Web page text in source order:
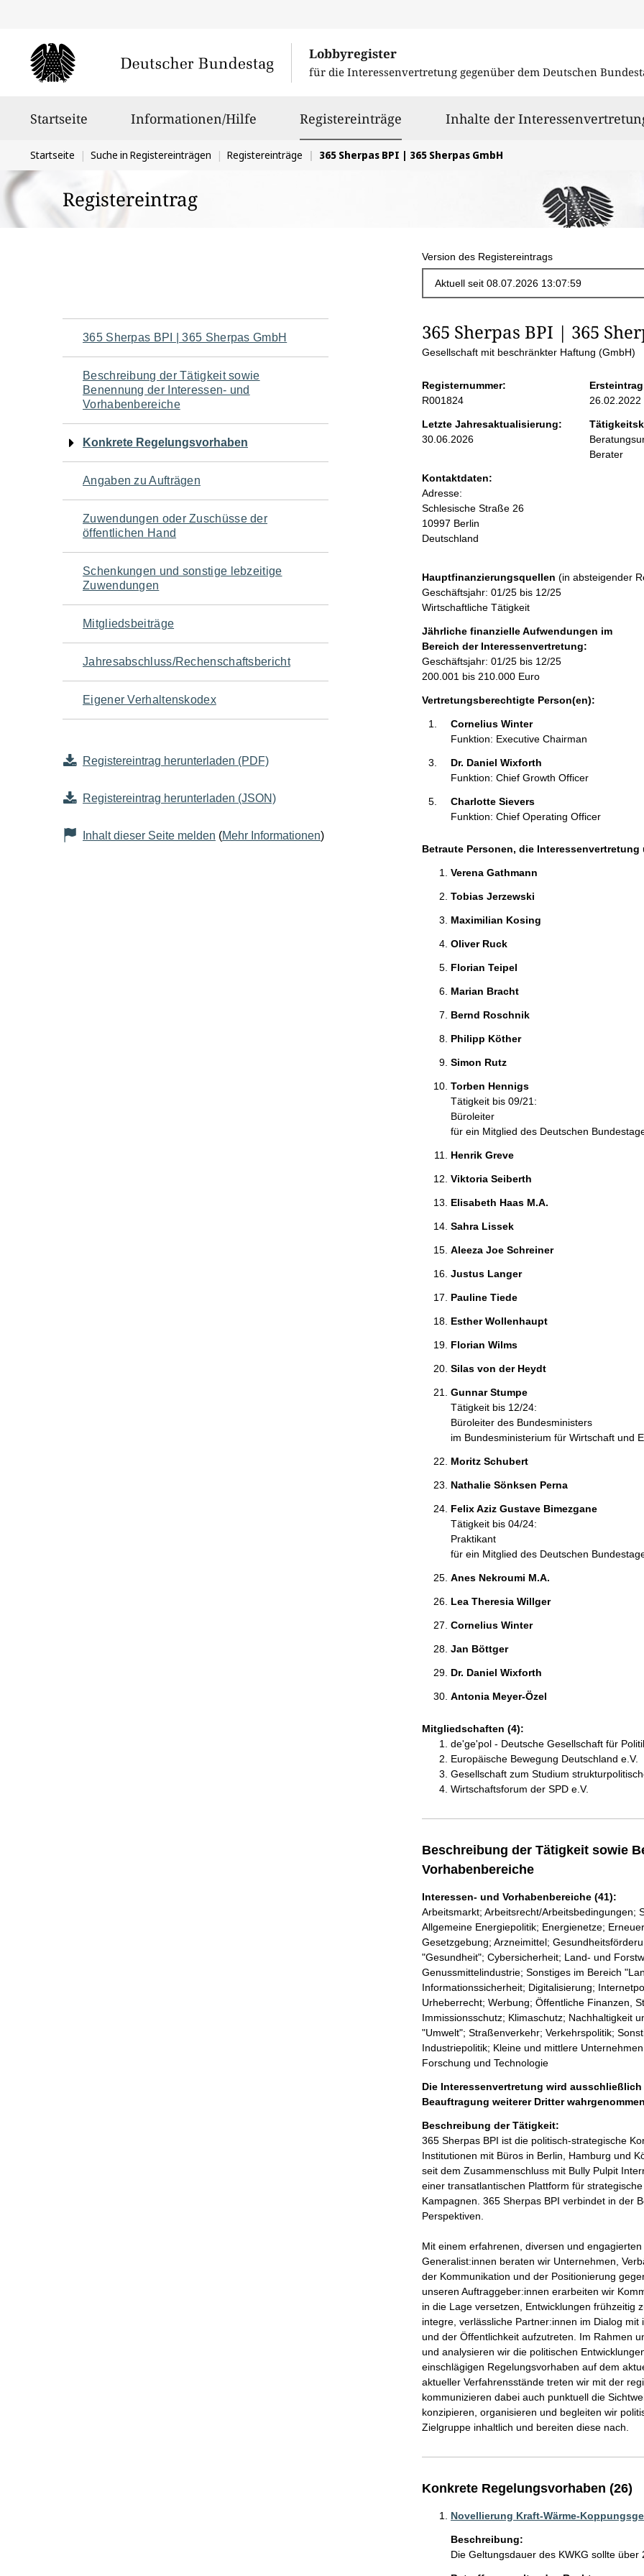
Lobbyregister
für die Interessenvertretung gegenüber dem Deutschen
Startseite Informationen/Hilfe Registereinträge ausgewähltInhalte der
Sie
befinden
sich
hier:
Startseite Suche in Registereinträgen Registereinträge 365 Sherpas BPI | 365 Sherpas GmbH
Registereintrag
Version des Registereintrags
Navigation
für
den
Seiteninhalt
365 Sherpas BPI | 365 Sherpas GmbH
Beschreibung der Tätigkeit sowie
Benennung der Interessen- und
Vorhabenbereiche
Konkrete Regelungsvorhaben
Angaben zu Aufträgen
Zuwendungen oder Zuschüsse der
öffentlichen Hand
Schenkungen und sonstige lebzeitige
Zuwendungen
Mitgliedsbeiträge
Jahresabschluss/Rechenschaftsbericht
Eigener Verhaltenskodex
Registereintrag herunterladen (PDF)
Registereintrag herunterladen (JSON)
Inhalt dieser Seite melden (Mehr Informationen)
S
i
t
e
n
i
n
h
a
l
t
365 Sherpas BPI | 365
Gesellschaft mit beschränkter Haftung (GmbH)
Registernummer:
R001824
26.02.2022
Letzte Jahresaktualisierung:
30.06.2026
Berater
Kontaktdaten:
Adresse:
Schlesische Straße 26
10997 Berlin
Deutschland
Hauptfinanzierungsquellen (in absteigender
Geschäftsjahr: 01/25 bis 12/25
Wirtschaftliche Tätigkeit
Jährliche finanzielle Aufwendungen im
Bereich der Interessenvertretung:
Geschäftsjahr: 01/25 bis 12/25
200.001 bis 210.000 Euro
Vertretungsberechtigte Person(en):
Cornelius Winter
Funktion: Executive Chairman
Dr. Daniel Wixforth
Funktion: Chief Growth Officer
Charlotte Sievers
Funktion: Chief Operating Officer
Betraute Personen, die
Verena Gathmann
Tobias Jerzewski
Maximilian Kosing
Oliver Ruck
Florian Teipel
Marian Bracht
Bernd Roschnik
Philipp Köther
Simon Rutz
Torben Hennigs
Tätigkeit bis 09/21:
Büroleiter
für ein Mitglied des Deutschen
Henrik Greve
Viktoria Seiberth
Elisabeth Haas M.A.
Sahra Lissek
Aleeza Joe Schreiner
Justus Langer
Pauline Tiede
Esther Wollenhaupt
Florian Wilms
Silas von der Heydt
Gunnar Stumpe
Tätigkeit bis 12/24:
Büroleiter des Bundesministers
im Bundesministerium für Wirtschaft und
Moritz Schubert
Nathalie Sönksen Perna
Felix Aziz Gustave Bimezgane
Tätigkeit bis 04/24:
Praktikant
für ein Mitglied des Deutschen
Anes Nekroumi M.A.
Lea Theresia Willger
Cornelius Winter
Jan Böttger
Dr. Daniel Wixforth
Antonia Meyer-Özel
Mitgliedschaften (4):
de'ge'pol - Deutsche Gesellschaft für
Europäische Bewegung Deutschland e.V.
Gesellschaft zum Studium
Wirtschaftsforum der SPD e.V.
Beschreibung der Tätigkeit sowie
Vorhabenbereiche
Interessen- und Vorhabenbereiche (41):
Arbeitsmarkt; Arbeitsrecht/Arbeitsbedingungen;
Allgemeine Energiepolitik; Energienetze;
Gesetzgebung; Arzneimittel;
"Gesundheit"; Cybersicherheit; Land- und
Genussmittelindustrie; Sonstiges im Bereich
Informationssicherheit; Digitalisierung;
Urheberrecht; Werbung; Öffentliche Finanzen,
Immissionsschutz; Klimaschutz; Nachhaltigkeit
"Umwelt"; Straßenverkehr; Verkehrspolitik;
Industriepolitik; Kleine und mittlere
Forschung und Technologie
Die Interessenvertretung wird
Beauftragung weiterer Dritter
Beschreibung der Tätigkeit:
365 Sherpas BPI ist die politisch-strategische
Institutionen mit Büros in Berlin, Hamburg und
seit dem Zusammenschluss mit Bully Pulpit
einer transatlantischen Plattform für
Kampagnen. 365 Sherpas BPI verbindet in der
Perspektiven.
Mit einem erfahrenen, diversen und
Generalist:innen beraten wir Unternehmen,
der Kommunikation und der Positionierung
unseren Auftraggeber:innen erarbeiten wir
in die Lage versetzen, Entwicklungen
integre, verlässliche Partner:innen im Dialog
und der Öffentlichkeit aufzutreten. Im Rahmen
und analysieren wir die politischen
einschlägigen Regelungsvorhaben auf dem
aktueller Verfahrensstände treten wir mit der
kommunizieren dabei auch punktuell die
konzipieren, organisieren und begleiten wir
Zielgruppe inhaltlich und bereiten diese nach.
Konkrete Regelungsvorhaben (26)
Novellierung Kraft-Wärme-
Beschreibung:
Die Geltungsdauer des KWKG sollte